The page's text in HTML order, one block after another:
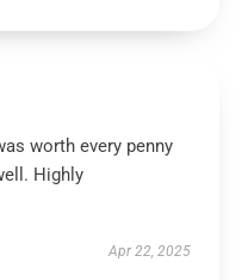
worth every penny
Highly
Apr 22, 2025